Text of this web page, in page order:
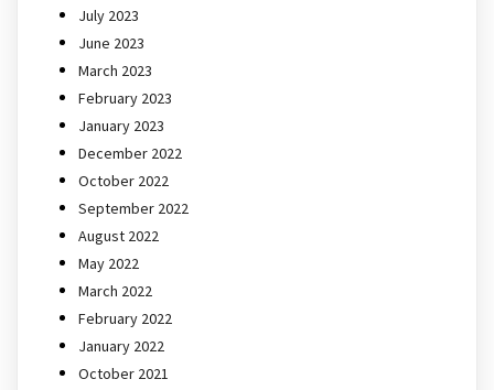
July 2023
June 2023
March 2023
February 2023
January 2023
December 2022
October 2022
September 2022
August 2022
May 2022
March 2022
February 2022
January 2022
October 2021